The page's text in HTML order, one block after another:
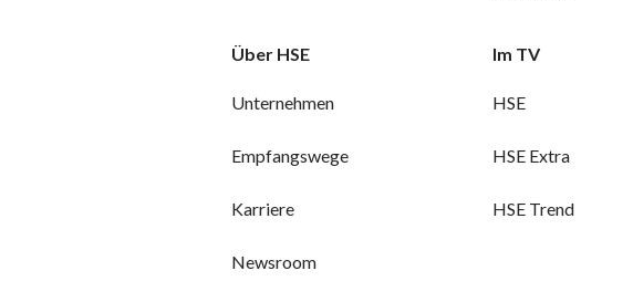
Über HSE
Unternehmen
Empfangswege
Karriere
Newsroom
Im TV
HSE
HSE Extra
HSE Trend